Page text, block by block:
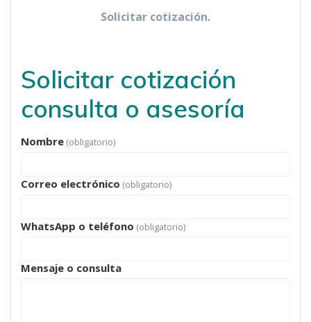
Solicitar cotización.
Solicitar cotización
consulta o asesorí­a
Nombre (obligatorio)
Correo electrónico (obligatorio)
WhatsApp o teléfono (obligatorio)
Mensaje o consulta